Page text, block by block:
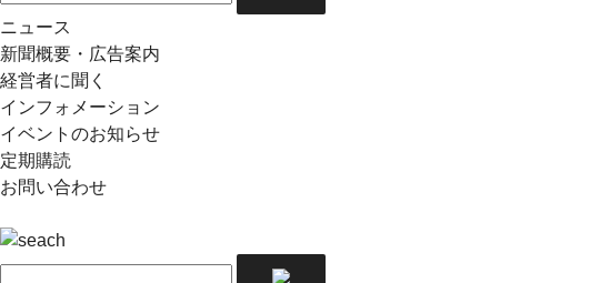
ニュース
新聞概要・広告案内
経営者に聞く
インフォメーション
イベントのお知らせ
定期購読
お問い合わせ